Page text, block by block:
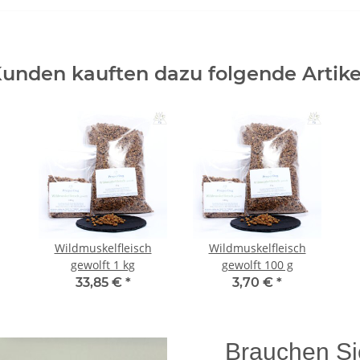
kauften dazu folgende
Wildmuskelfleisch
gewolft 1 kg
33,85 € *
Wildmuskelfleisch
gewolft 100 g
3,70 € *
Brauchen